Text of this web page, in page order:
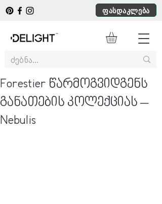
ფასდაკლება
Forestier წარმოგვიდგენს
განათების კოლექციას –
Nebulis